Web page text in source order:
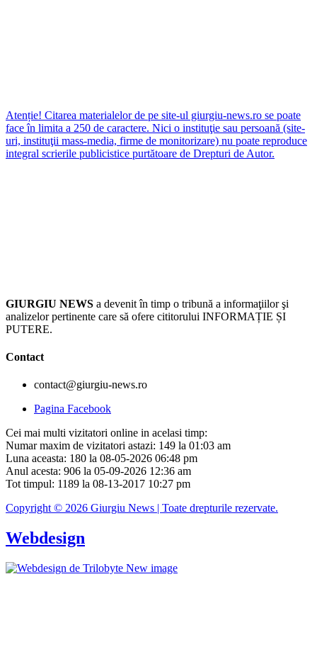
Atenție! Citarea materialelor de pe site-ul giurgiu-news.ro se poate
face în limita a 250 de caractere. Nici o instituţie sau persoană (site-
uri, instituţii mass-media, firme de monitorizare) nu poate reproduce
integral scrierile publicistice purtătoare de Drepturi de Autor.
GIURGIU NEWS a devenit în timp o tribună a informaţiilor şi
analizelor pertinente care să ofere cititorului INFORMAȚIE ȘI
PUTERE.
Contact
contact@giurgiu-news.ro
Pagina Facebook
Cei mai multi vizitatori online in acelasi timp:
Numar maxim de vizitatori astazi: 149 la 01:03 am
Luna aceasta: 180 la 08-05-2026 06:48 pm
Anul acesta: 906 la 05-09-2026 12:36 am
Tot timpul: 1189 la 08-13-2017 10:27 pm
Copyright © 2026 Giurgiu News | Toate drepturile rezervate.
Webdesign